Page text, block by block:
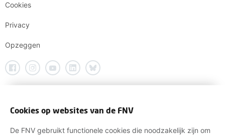
Cookies
Privacy
Opzeggen
Cookies op websites van de FNV
De FNV gebruikt functionele cookies die noodzakelijk zijn om